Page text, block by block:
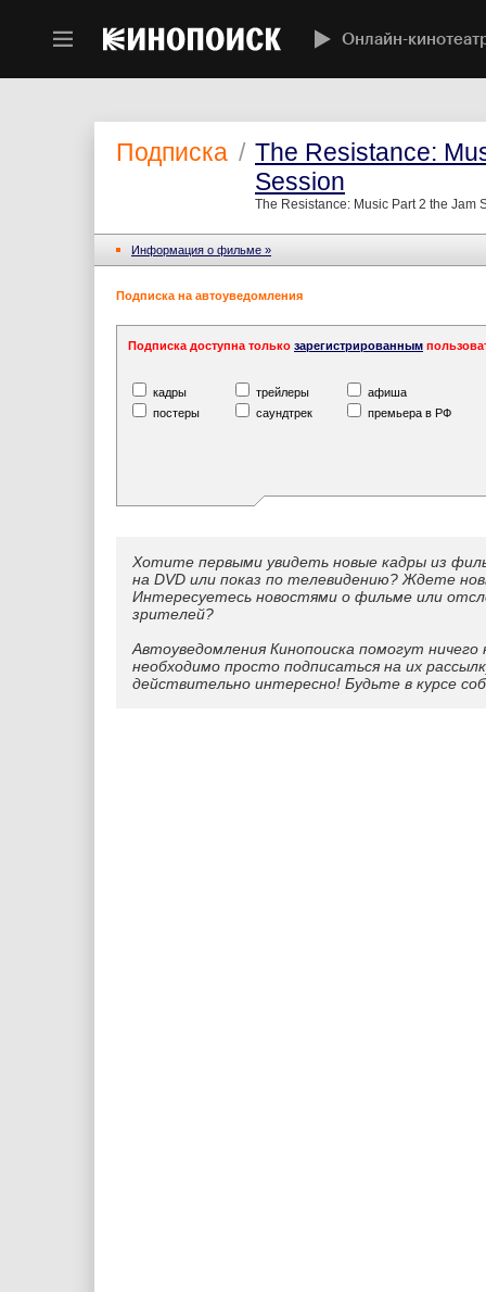
Онлайн-
Подписка / The Resistance:
Session
The Resistance: Music Part 2 the Jam
Информация o фильме »
Подписка на автоуведомления
Подписка доступна только зарегистрированным
кадры трейлеры
афиша
постеры
саундтрек премьера в РФ
Хотите первыми увидеть новые кадры из
на DVD или показ по телевидению? Ждете
Интересуетесь новостями о фильме или
зрителей?
Автоуведомления Кинопоиска помогут
необходимо просто подписаться на их
действительно интересно! Будьте в курсе